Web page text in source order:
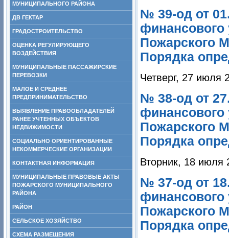
МУНИЦИПАЛЬНОГО РАЙОНА
ДВ ГЕКТАР
ГРАДОСТРОИТЕЛЬСТВО
ОЦЕНКА РЕГУЛИРУЮЩЕГО
ВОЗДЕЙСТВИЯ
МУНИЦИПАЛЬНЫЕ ПАССАЖИРСКИЕ
ПЕРЕВОЗКИ
МАЛОЕ И СРЕДНЕЕ
ПРЕДПРИНИМАТЕЛЬСТВО
ВЫЯВЛЕНИЕ ПРАВООБЛАДАТЕЛЕЙ
РАНЕЕ УЧТЕННЫХ ОБЪЕКТОВ
НЕДВИЖИМОСТИ
СОЦИАЛЬНО ОРИЕНТИРОВАННЫЕ
НЕКОММЕРЧЕСКИЕ ОРГАНИЗАЦИИ
КОНТАКТНАЯ ИНФОРМАЦИЯ
МУНИЦИПАЛЬНЫЕ ПРАВОВЫЕ АКТЫ
ПОЖАРСКОГО МУНИЦИПАЛЬНОГО
РАЙОНА
РАЙОН
СЕЛЬСКОЕ ХОЗЯЙСТВО
СХЕМА РАЗМЕЩЕНИЯ
№ 39-од от
финансового
Пожарского
Порядка
Четверг, 27 июля
№ 38-од от
финансового
Пожарского
Порядка
Вторник, 18 июля
№ 37-од от
финансового
Пожарского
Порядка